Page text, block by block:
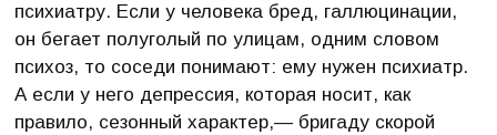
психиатру. Если у человека бред, галлюцинации,
он бегает полуголый по улицам, одним словом
психоз, то соседи понимают: ему нужен психиатр.
А если у него депрессия, которая носит, как
правило, сезонный характер,— бригаду скорой